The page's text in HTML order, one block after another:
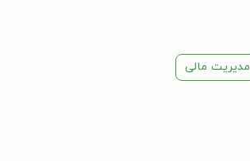
مدیریت مالی